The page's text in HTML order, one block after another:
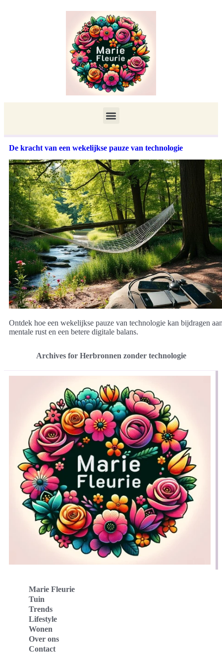
De kracht van een wekelijkse pauze van technologie
Ontdek hoe een wekelijkse pauze van technologie kan bijdragen
mentale rust en een betere digitale balans.
Archives for Herbronnen zonder technologie
Marie Fleurie
Tuin
Trends
Lifestyle
Wonen
Over ons
Contact